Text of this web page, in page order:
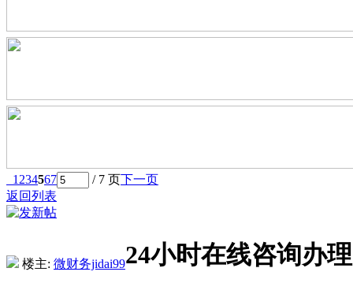
1 234567 / 7 页下一页
返回列表
楼主: 微财务jidai9924小时在线咨询办理